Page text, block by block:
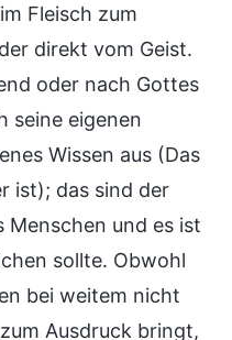
Fleisch zum
direkt vom Geist.
oder nach Gottes
seine eigenen
Wissen aus (Das
ist); das sind der
und es ist
sollte. Obwohl
bei weitem nicht
Ausdruck bringt,